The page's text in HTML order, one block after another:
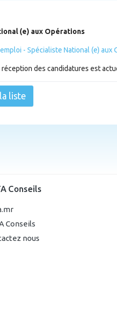
(e) aux Opérations
- Spécialiste National (e) aux
réception des candidatures est
liste
Conseils
Conseils
nous